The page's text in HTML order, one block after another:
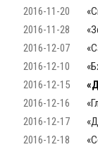
2016-11-20
2016-11-28
2016-12-07
2016-12-10
2016-12-15
2016-12-16
2016-12-17
2016-12-18